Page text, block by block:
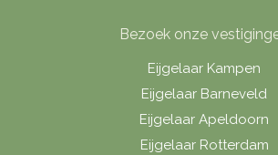
Bezoek onze
Eijgelaar Kampen
Eijgelaar Barneveld
Eijgelaar Apeldoorn
Eijgelaar Rotterdam